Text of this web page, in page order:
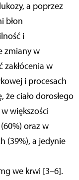
a poprzez
błon
i
zmiany w
w
i procesach
ciało dorosłego
większości
oraz w
(39%), a jedynie
we krwi [3–6].